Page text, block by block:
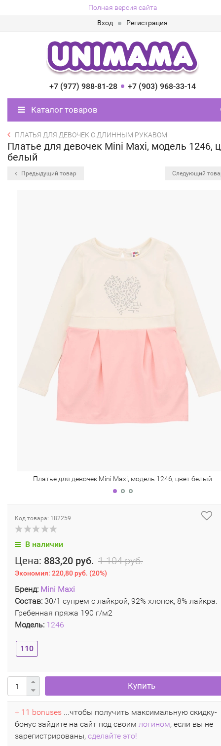
Полная версия сайта
Вход
Регистрация
+7 (977) 988-81-28 +7 (903) 968-33-14
Каталог товаров
ПЛАТЬЯ ДЛЯ ДЕВОЧЕК С ДЛИННЫМ РУКАВОМ
Платье для девочек Mini Maxi, модель 1246,
белый
Предыдущий товар Следующий
Платье для девочек Mini Maxi, модель 1246, цвет белый
Код товара: 182259
В наличии
Цена: 883,20 руб. 1 104 руб.
Экономия: 220,80 руб. (20%)
Бренд: Mini Maxi
Состав: 30/1 супрем с лайкрой, 92% хлопок, 8% лайкра.
Гребенная пряжа 190 г/м2
Модель: 1246
110
Купить
+ 11 bonuses ...чтобы получить максимальную скидку-
бонус зайдите на сайт под своим логином, если вы не
зарегистрированы, сделайте это!